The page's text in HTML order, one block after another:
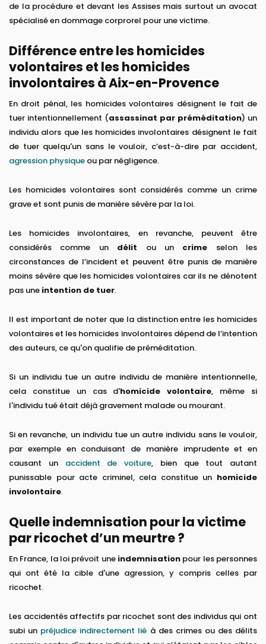
de la procédure et devant les Assises mais surtout un avocat
spécialisé en dommage corprorel pour une victime.
Différence entre les homicides
volontaires et les homicides
involontaires à Aix-en-Provence
En droit pénal, les homicides volontaires désignent le fait de
tuer intentionnellement (assassinat par préméditation) un
individu alors que les homicides involontaires désignent le fait
de tuer quelqu'un sans le vouloir, c’est-à-dire par accident,
agression physique ou par négligence.
Les homicides volontaires sont considérés comme un crime
grave et sont punis de manière sévère par la loi.
Les homicides involontaires, en revanche, peuvent être
considérés comme un délit ou uncrime selon les
circonstances de l’incident et peuvent être punis de manière
moins sévère que les homicides volontaires car ils ne dénotent
pas une intention de tuer.
Il est important de noter que la distinction entre les homicides
volontaires et les homicides involontaires dépend de l’intention
des auteurs, ce qu'on qualifie de préméditation.
Si un individu tue un autre individu de manière intentionnelle,
cela constitue un cas d'homicide volontaire, même si
l'individu tué était déjà gravement malade ou mourant.
Si en revanche, un individu tue un autre individu sans le vouloir,
par exemple en conduisant de manière imprudente et en
causant un accident de voiture, bien que tout autant
punissable pour acte criminel, cela constitue un homicide
involontaire.
Quelle indemnisation pour la victime
par ricochet d’un meurtre ?
En France, la loi prévoit une indemnisation pour les personnes
qui ont été la cible d'une agression, y compris celles par
ricochet.
Les accidentés affectifs par ricochet sont des individus qui ont
subi un préjudice indirectement lié à des crimes ou des délits